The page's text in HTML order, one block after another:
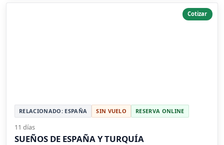
Cotizar
RELACIONADO: ESPAÑA SIN VUELO RESERVA ONLINE
11 días
SUEÑOS DE ESPAÑA Y TURQUÍA